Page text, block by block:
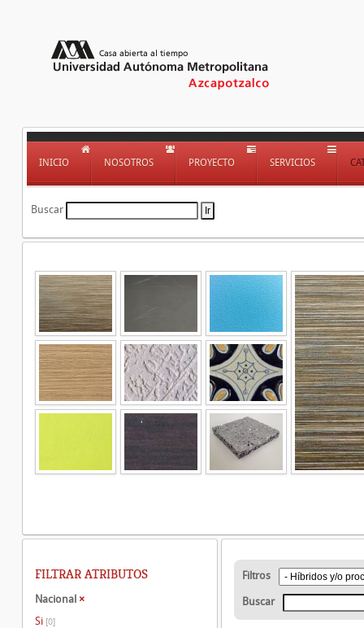
INICIO NOSOTROS PROYECTO SERVICIOS
Buscar
Filtros
Buscar
FILTRAR ATRIBUTOS
Nacional ×
Si [0]